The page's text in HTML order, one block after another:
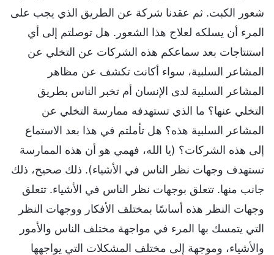
شعور الكبت. ثم عقدنا شركة عن الطريق الذي يجب على
المرء أن يسلكه لعلاج هذا الشعور. هل توصلتم إلى أي
استنتاجات بعد سماعكم هذه الشركات عن التخلي عن
المشاعر السلبية، سواء أكانت تكشف عن مظاهر
المشاعر السلبية لدى الإنسان أم تخبر الناس بطريق
التخلي عنها؟ ما الذي تستهدفه ممارسة التخلي عن
المشاعر السلبية هذه؟ هل تأملتم في هذا بعد الاستماع
إلى هذه الشركات؟ (يا الله، فهمي هو أن هذه الممارسة
تستهدف وجهات نظر الناس في الأشياء). ذلك صحيح، ذلك
جانب منها. تتعلق بوجهات نظر الناس في الأشياء. تتعلق
وجهات النظر هذه أساسًا بمختلف الأفكار ووجهات النظر
التي يتمسك بها المرء في مواجهة مختلف الناس والأمور
والأشياء، وموجهة إلى مختلف المشكلات التي يواجهها